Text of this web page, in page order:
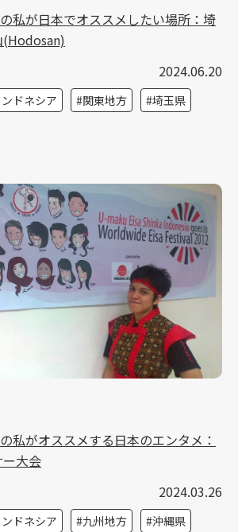
私が日本でオススメしたい場所：埼
2024.06.20
ドネシア 関東地方
埼玉県
私がオススメする日本のエンタメ：
大会
2024.03.26
ドネシア 九州地方
沖縄県